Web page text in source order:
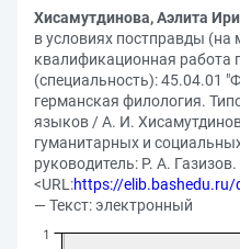
Хисамутдинова, Аэлита
в условиях постправды
квалификационная работа
(специальность): 45.04.01
германская филология.
языков / А. И.
гуманитарных и
руководитель: Р. А.
<URL:https://
— Текст: электронный